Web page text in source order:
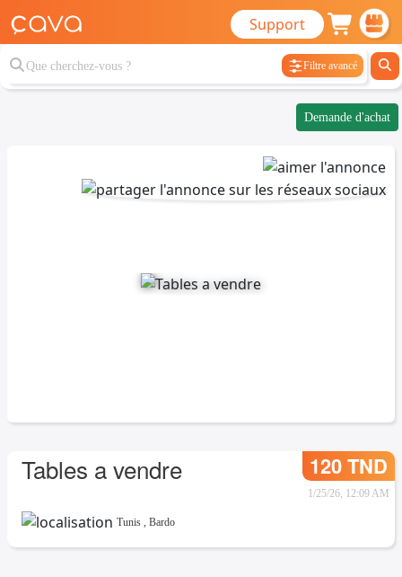
Support
Filtre avancé
Demande d'achat
Tables a vendre 120 TND
1/25/26, 12:09 AM
Tunis , Bardo